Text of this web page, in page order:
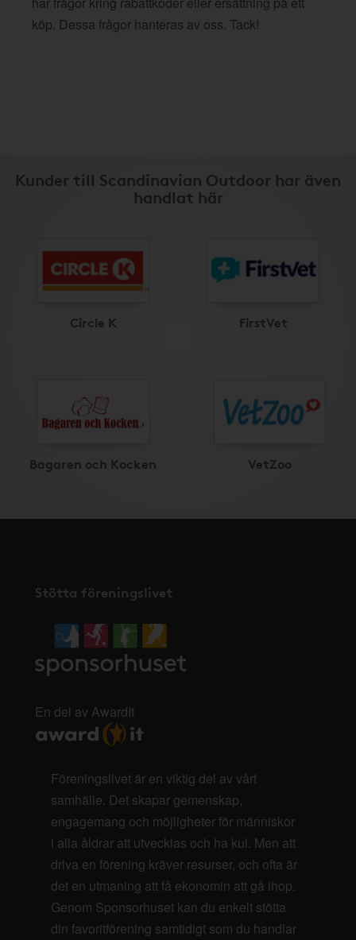
köp. Dessa frågor hanteras av oss. Tack!
Kunder till Scandinavian Outdoor har även
handlat här
Circle K FirstVet
Bagaren och Kocken VetZoo
Stötta föreningslivet
En del av AwardIt
Föreningslivet är en viktig del av vårt
samhälle. Det skapar gemenskap,
engagemang och möjligheter för människor
i alla åldrar att utvecklas och ha kul. Men att
driva en förening kräver resurser, och ofta är
det en utmaning att få ekonomin att gå ihop.
Genom Sponsorhuset kan du enkelt stötta
din favoritförening samtidigt som du handlar